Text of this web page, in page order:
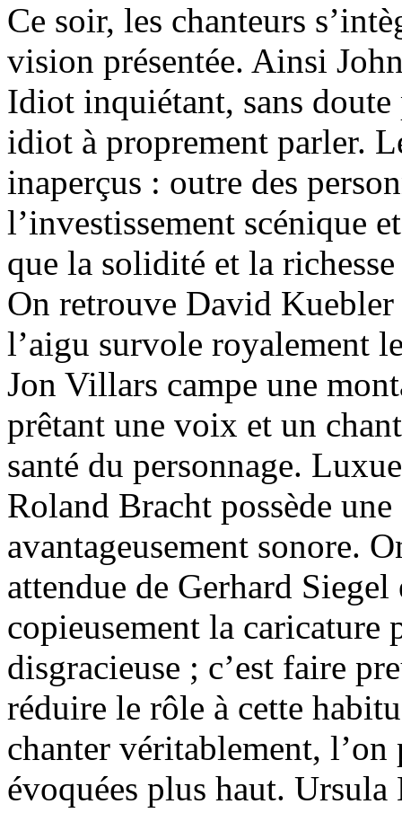
Ce soir, les chanteurs
vision présentée. Ainsi
Idiot inquiétant, sans
idiot à proprement parler.
inaperçus : outre des
l’investissement scénique
que la solidité et la
On retrouve David
l’aigu survole royalement
Jon Villars campe une
prêtant une voix et un
santé du personnage.
Roland Bracht possède
avantageusement sonore.
attendue de Gerhard
copieusement la caricature
disgracieuse ; c’est faire
réduire le rôle à cette
chanter véritablement, l’on
évoquées plus haut.